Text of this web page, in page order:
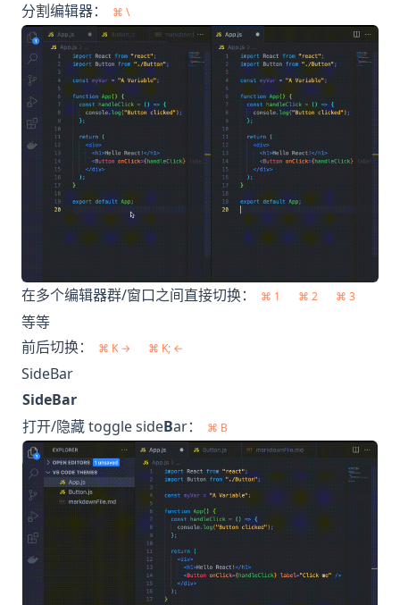
分割编辑器：
⌘ \
在多个编辑器群/窗口之间直接切换： ⌘ 1 ⌘ 2 ⌘ 3
等等
前后切换：
⌘ K → ⌘ K; ←
SideBar
SideBar
打开/隐藏 toggle sideBar： ⌘ B